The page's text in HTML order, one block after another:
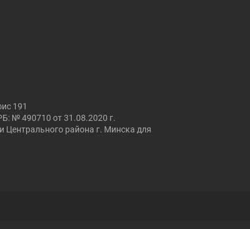
191
№ 490710 от 31.08.2020 г.
Центрального района г. Минска для